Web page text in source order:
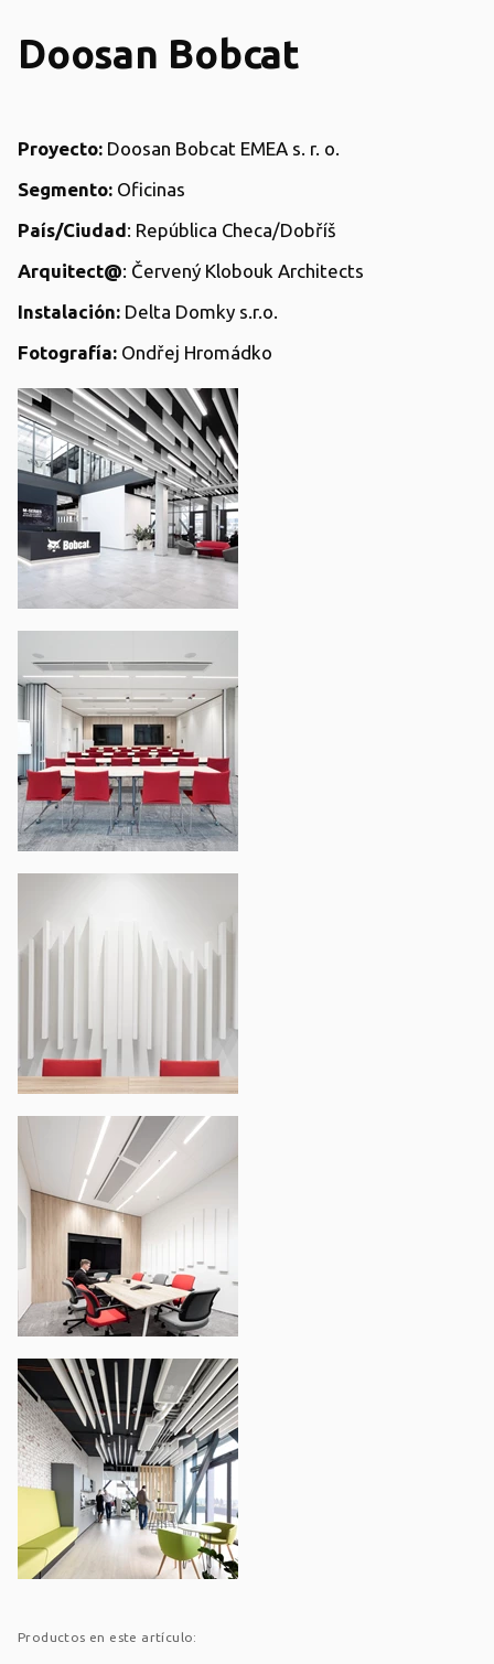
Doosan Bobcat
Proyecto: Doosan Bobcat EMEA s. r. o.
Segmento: Oficinas
País/Ciudad: República Checa/Dobříš
Arquitect@: Červený Klobouk Architects
Instalación: Delta Domky s.r.o.
Fotografía: Ondřej Hromádko
Productos en este artículo: